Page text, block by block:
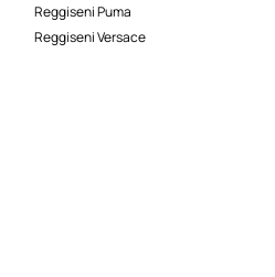
Reggiseni Puma
Reggiseni Versace